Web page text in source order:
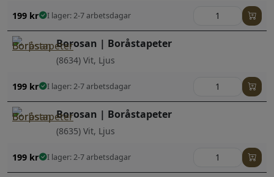
199 kr I lager: 2-7 arbetsdagar
Borosan | Boråstapeter
(8634) Vit, Ljus
199 kr I lager: 2-7 arbetsdagar
Borosan | Boråstapeter
(8635) Vit, Ljus
199 kr I lager: 2-7 arbetsdagar